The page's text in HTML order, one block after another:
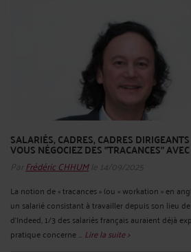
SALARIÉS, CADRES, CADRES
VOUS NÉGOCIEZ DES "TRACANCES"
Par Frédéric CHHUMle 14/09/2025
La notion de « tracances » (ou « workation » en
un salarié consistant à travailler depuis son lieu
d’Indeed, 1/3 des salariés français auraient déjà
pratique concerne ... Lire la suite >